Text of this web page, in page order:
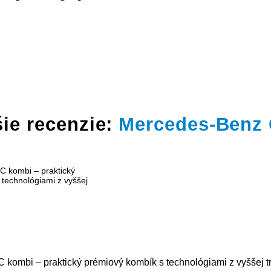
recenzie: Mercedes-Benz
kombi – praktický prémiový kombík s technológiami z vyššej